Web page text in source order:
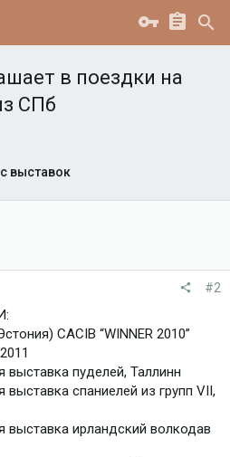
в поездки на
СПб
выставок
#2
CACIB “WINNER 2010”
выставка пуделей, Таллинн
выставка спаниелей из групп VII,
выставка ирландский волкодав